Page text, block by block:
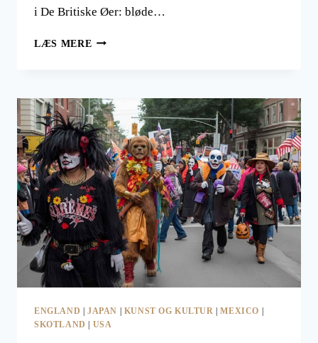
i De Britiske Øer: bløde…
LÆS MERE ISLE
SKINNER:
DAMPTOG,
VETERANBANER
OG
BJERGBANE
ENGLAND JAPAN KUNST OG KULTUR |MEXICO
SKOTLAND
USA